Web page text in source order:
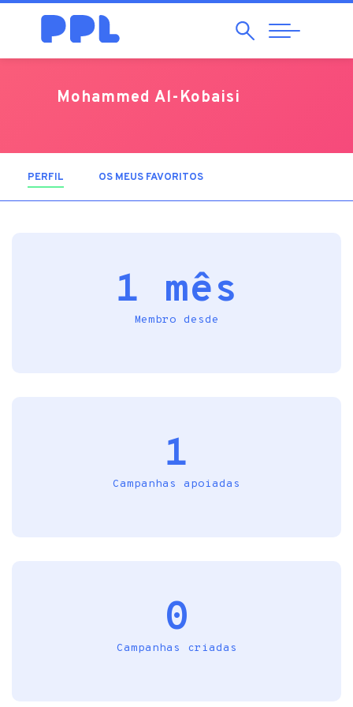
Pesquisar
Abrir
Navegação
Mohammed Al-Kobaisi
PERFIL (SEPARADOR ATIVO)
OS MEUS FAVORITOS
1 mês
Membro desde
1
Campanhas apoiadas
0
Campanhas criadas